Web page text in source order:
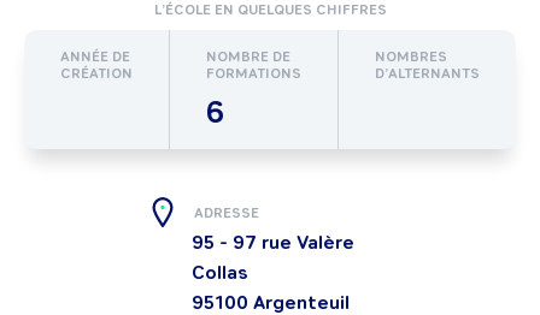
L’ÉCOLE EN QUELQUES CHIFFRES
ANNÉE DE
CRÉATION
NOMBRE DE
FORMATIONS
6
NOMBRES
D’ALTERNANTS
ADRESSE
95 - 97 rue Valère
Collas
95100 Argenteuil